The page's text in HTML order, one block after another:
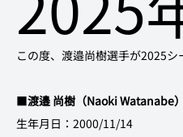
この度、渡邉尚樹選手が2025
■渡邉 尚樹（Naoki Watanabe）
生年月日：2000/11/14